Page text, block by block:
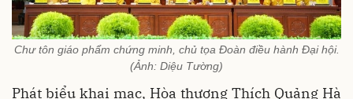
Chư tôn giáo phẩm chứng minh, chủ tọa Đoàn điều hành Đại hội.
(Ảnh: Diệu Tường)
Phát biểu khai mạc, Hòa thượng Thích Quảng Hà